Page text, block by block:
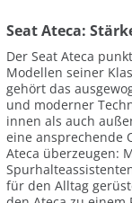
Seat Ateca:
Der Seat Ateca
Modellen seiner
gehört das
und moderner
innen als auch
eine ansprechende
Ateca überzeugen:
für den Alltag